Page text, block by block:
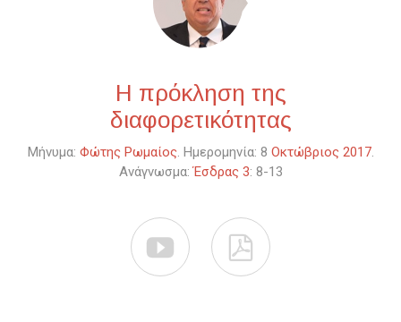
Η πρόκληση της
διαφορετικότητας
Μήνυμα: Φώτης Ρωμαίος. Ημερομηνία: 8 Οκτώβριος 2017.
Ανάγνωσμα:Έσδρας 3: 8-13
 